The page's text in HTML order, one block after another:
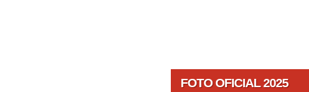
FOTO OFICIAL 2025